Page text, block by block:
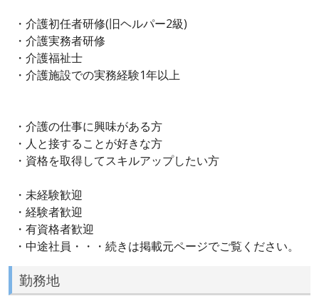
・介護初任者研修(旧ヘルパー2級)
・介護実務者研修
・介護福祉士
・介護施設での実務経験1年以上
・介護の仕事に興味がある方
・人と接することが好きな方
・資格を取得してスキルアップしたい方
・未経験歓迎
・経験者歓迎
・有資格者歓迎
・中途社員・・・続きは掲載元ページでご覧ください。
勤務地